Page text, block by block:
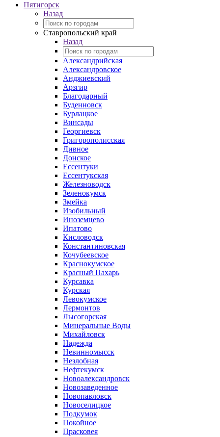
Пятигорск
Назад
Ставропольский край
Назад
Александрийская
Александровское
Анджиевский
Арзгир
Благодарный
Буденновск
Бурлацкое
Винсады
Георгиевск
Григорополисская
Дивное
Донское
Ессентуки
Ессентукская
Железноводск
Зеленокумск
Змейка
Изобильный
Иноземцево
Ипатово
Кисловодск
Константиновская
Кочубеевское
Краснокумское
Красный Пахарь
Курсавка
Курская
Левокумское
Лермонтов
Лысогорская
Минеральные Воды
Михайловск
Надежда
Невинномысск
Незлобная
Нефтекумск
Новоалександровск
Новозаведенное
Новопавловск
Новоселицкое
Подкумок
Покойное
Прасковея